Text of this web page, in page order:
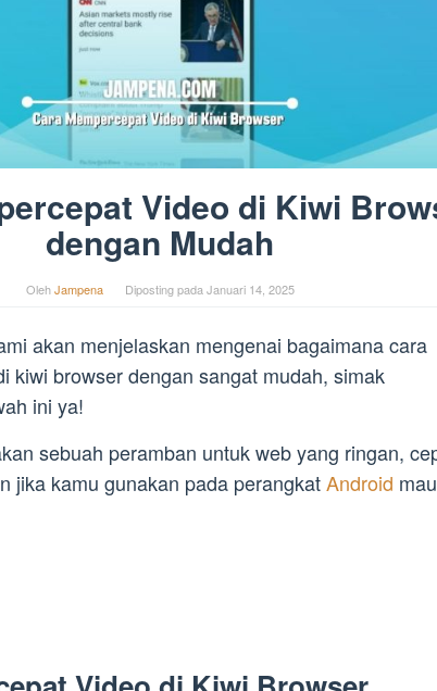
Video di Kiwi
dengan Mudah
OlehJampena Diposting padaJanuari 14, 2025
akan menjelaskan mengenai bagaimana cara
kiwi browser dengan sangat mudah, simak
ini ya!
sebuah peramban untuk web yang ringan,
jika kamu gunakan pada perangkatAndroid